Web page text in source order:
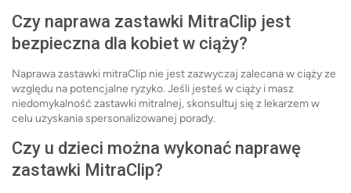
Czy naprawa zastawki MitraClip jest
bezpieczna dla kobiet w ciąży?
Naprawa zastawki mitraClip nie jest zazwyczaj zalecana w ciąży ze
względu na potencjalne ryzyko. Jeśli jesteś w ciąży i masz
niedomykalność zastawki mitralnej, skonsultuj się z lekarzem w
celu uzyskania spersonalizowanej porady.
Czy u dzieci można wykonać naprawę
zastawki MitraClip?